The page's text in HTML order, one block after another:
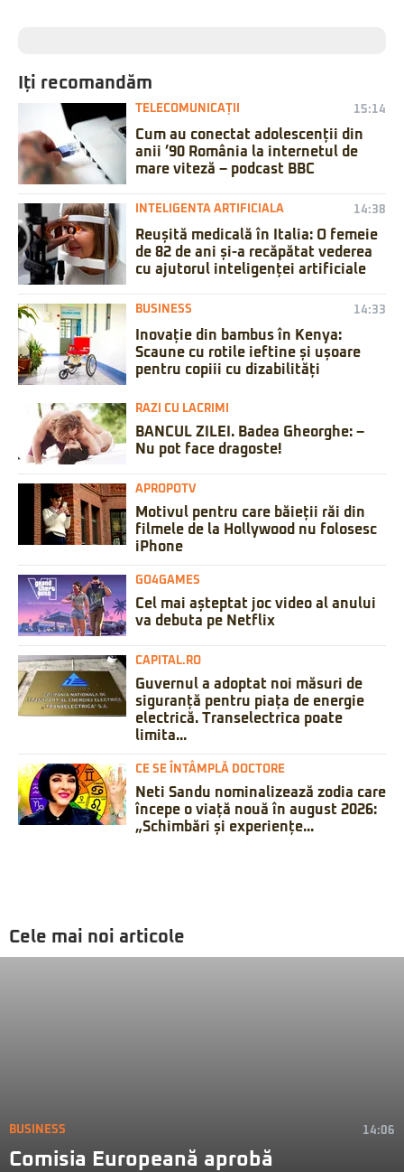
Iți recomandăm
TELECOMUNICAȚII 15:14
Cum au conectat adolescenții din
anii ’90 România la internetul de
mare viteză – podcast BBC
INTELIGENTA ARTIFICIALA 14:38
Reușită medicală în Italia: O femeie
de 82 de ani și-a recăpătat vederea
cu ajutorul inteligenței artificiale
BUSINESS 14:33
Inovație din bambus în Kenya:
Scaune cu rotile ieftine și ușoare
pentru copiii cu dizabilități
RAZI CU LACRIMI
BANCUL ZILEI. Badea Gheorghe: –
Nu pot face dragoste!
APROPOTV
Motivul pentru care băieții răi din
filmele de la Hollywood nu folosesc
iPhone
GO4GAMES
Cel mai așteptat joc video al anului
va debuta pe Netflix
CAPITAL.RO
Guvernul a adoptat noi măsuri de
siguranță pentru piața de energie
electrică. Transelectrica poate
limita...
CE SE ÎNTÂMPLĂ DOCTORE
Neti Sandu nominalizează zodia care
începe o viață nouă în august 2026:
„Schimbări și experiențe...
Cele mai noi articole
BUSINESS 14:06
Comisia Europeană aprobă